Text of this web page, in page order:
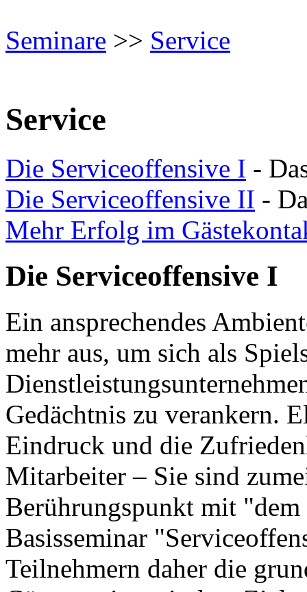
Seminare >> Service
Service
Die Serviceoffensive I -
Die Serviceoffensive II -
Mehr Erfolg im
Die Serviceoffensive I
Ein ansprechendes
mehr aus, um sich als
Gedächtnis zu verankern.
Eindruck und die
Mitarbeiter – Sie sind
Berührungspunkt mit
Basisseminar
Teilnehmern daher die